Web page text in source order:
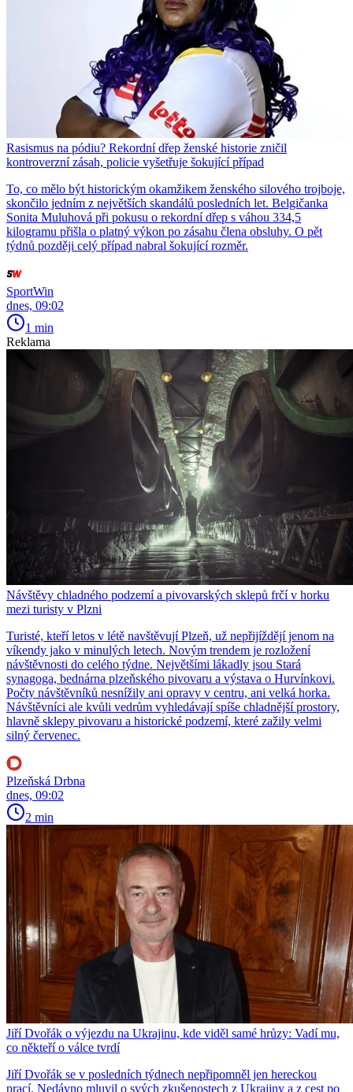
Rasismus na pódiu? Rekordní dřep ženské historie zničil
kontroverzní zásah, policie vyšetřuje šokující případ
To, co mělo být historickým okamžikem ženského silového trojboje,
skončilo jedním z největších skandálů posledních let. Belgičanka
Sonita Muluhová při pokusu o rekordní dřep s váhou 334,5
kilogramu přišla o platný výkon po zásahu člena obsluhy. O pět
týdnů později celý případ nabral šokující rozměr.
SportWin
dnes, 09:02
1 min
Reklama
Návštěvy chladného podzemí a pivovarských sklepů frčí v horku
mezi turisty v Plzni
Turisté, kteří letos v létě navštěvují Plzeň, už nepřijíždějí jenom na
víkendy jako v minulých letech. Novým trendem je rozložení
návštěvnosti do celého týdne. Největšími lákadly jsou Stará
synagoga, bednárna plzeňského pivovaru a výstava o Hurvínkovi.
Počty návštěvníků nesnížily ani opravy v centru, ani velká horka.
Návštěvníci ale kvůli vedrům vyhledávají spíše chladnější prostory,
hlavně sklepy pivovaru a historické podzemí, které zažily velmi
silný červenec.
Plzeňská Drbna
dnes, 09:02
2 min
Jiří Dvořák o výjezdu na Ukrajinu, kde viděl samé hrůzy: Vadí mu,
co někteří o válce tvrdí
Jiří Dvořák se v posledních týdnech nepřipomněl jen hereckou
prací. Nedávno mluvil o svých zkušenostech z Ukrajiny a z cest po